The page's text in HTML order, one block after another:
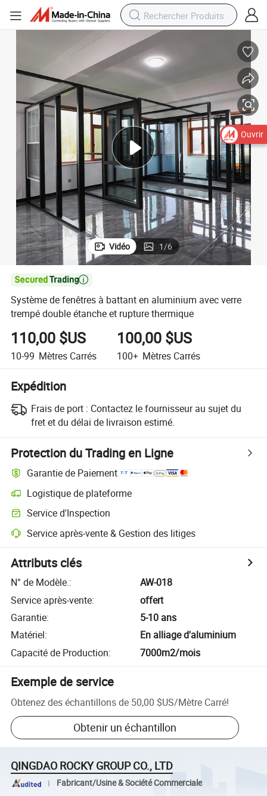
Vidéo 1/6

Système de fenêtres à battant en aluminium avec verre
trempé double étanche et rupture thermique
110,00 $US
10-99 Mètres Carrés
100,00 $US
100+ Mètres Carrés
Expédition
Frais de port : Contactez le fournisseur au sujet du
fret et du délai de livraison estimé.
Protection du Trading en Ligne
Garantie de Paiement
Logistique de plateforme
Service d'Inspection
Service après-vente & Gestion des litiges
Attributs clés
N° de Modèle.:
AW-018
Service après-vente:
offert
Garantie:
5-10 ans
Matériel:
En alliage d'aluminium
Capacité de Production: 7000m2/mois
Exemple de service
Obtenez des échantillons de 50,00 $US/Mètre Carré!
Obtenir un échantillon
QINGDAO ROCKY GROUP CO., LTD
Fabricant/Usine & Société Commerciale
Ouvrir